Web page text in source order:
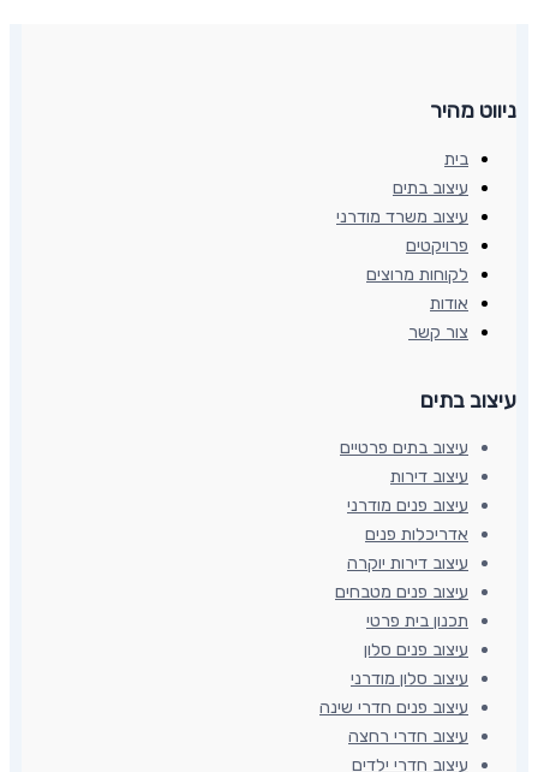
ניווט מהיר
בית
עיצוב בתים
עיצוב משרד מודרני
פרויקטים
לקוחות מרוצים
אודות
צור קשר
עיצוב בתים​
עיצוב בתים פרטיים
עיצוב דירות
עיצוב פנים מודרני
אדריכלות פנים
עיצוב דירות יוקרה
עיצוב פנים מטבחים
תכנון בית פרטי
עיצוב פנים סלון
עיצוב סלון מודרני
עיצוב פנים חדרי שינה
עיצוב חדרי רחצה
עיצוב חדרי ילדים